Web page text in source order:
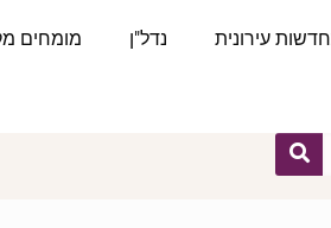
עירונית נדל"ן מומחים